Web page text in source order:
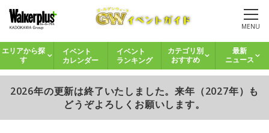
MENU
エリアから探
す
イベント
カレンダー
イベント
ランキング
カテゴリ別
おすすめ
最新
ニュース
2026年の更新は終了いたしました。来年（2027年）も
どうぞよろしくお願いします。